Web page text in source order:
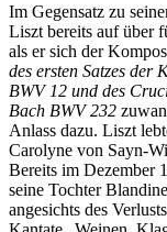
Im Gegensatz zu
Liszt bereits auf über
als er sich der
des ersten Satzes der
BWV 12 und des
Bach BWV 232
Anlass dazu. Liszt
Carolyne von Sayn-
Bereits im Dezember
seine Tochter
angesichts des